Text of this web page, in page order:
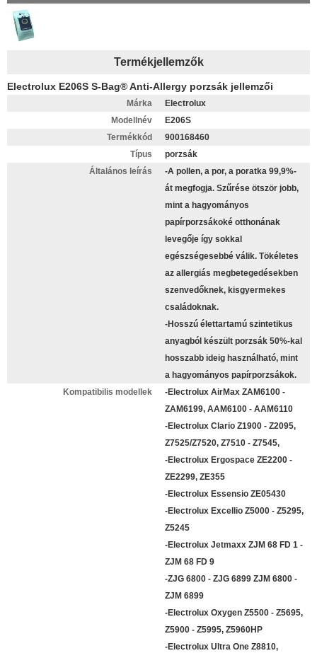
Termékjellemzők
Electrolux E206S S-Bag® Anti-Allergy porzsák jellemzői
Márka
Electrolux
Modellnév
E206S
Termékkód
900168460
Típus
porzsák
Általános leírás
-A pollen, a por, a poratka 99,9%-
át megfogja. Szűrése ötször jobb,
mint a hagyományos
papírporzsákoké otthonának
levegője így sokkal
egészségesebbé válik. Tökéletes
az allergiás megbetegedésekben
szenvedőknek, kisgyermekes
családoknak.
-Hosszú élettartamú szintetikus
anyagból készült porzsák 50%-kal
hosszabb ideig használható, mint
a hagyományos papírporzsákok.
Kompatibilis modellek
-Electrolux AirMax ZAM6100 -
ZAM6199, AAM6100 - AAM6110
-Electrolux Clario Z1900 - Z2095,
Z7525/Z7520, Z7510 - Z7545,
-Electrolux Ergospace ZE2200 -
ZE2299, ZE355
-Electrolux Essensio ZE05430
-Electrolux Excellio Z5000 - Z5295,
Z5245
-Electrolux Jetmaxx ZJM 68 FD 1 -
ZJM 68 FD 9
-ZJG 6800 - ZJG 6899 ZJM 6800 -
ZJM 6899
-Electrolux Oxygen Z5500 - Z5695,
Z5900 - Z5995, Z5960HP
-Electrolux Ultra One Z8810,